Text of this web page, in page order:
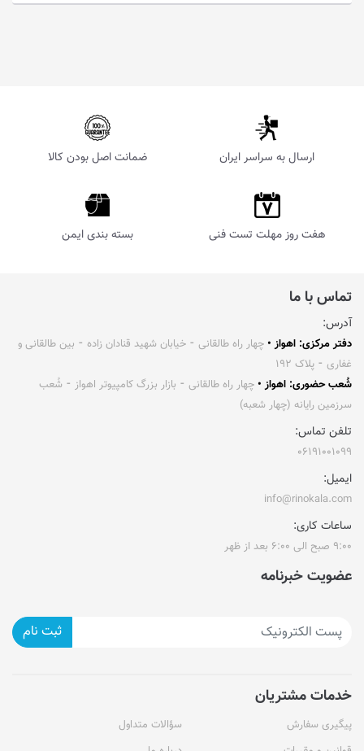
ارسال به سراسر ایران ضمانت اصل بودن کالا
هفت روز مهلت تست فنی بسته بندی ایمن
تماس با ما
آدرس:
دفتر مرکزی: اهواز • چهار راه طالقانی ⁃ خیابان شهید قنادان زاده ⁃ بین طالقانی و
غفاری ⁃ پلاک ۱۹۲
شُعب حضوری: اهواز • چهار راه طالقانی ⁃ بازار بزرگ کامپیوتر اهواز ⁃ شُعب
سرزمین رایانه (چهار شعبه)
تلفن تماس:
۰۶۱۹۱۰۰۱۰۹۹
ایمیل:
info@rinokala.com
ساعات کاری:
۹:۰۰ صبح الی ۶:۰۰ بعد از ظهر
عضویت خبرنامه
ثبت نام
خدمات مشتریان
پیگیری سفارش
سؤالات متداول